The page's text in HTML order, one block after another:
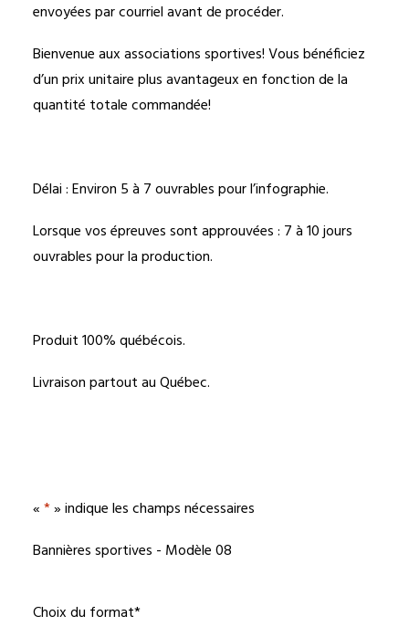
envoyées par courriel avant de procéder.
Bienvenue aux associations sportives! Vous bénéficiez
d’un prix unitaire plus avantageux en fonction de la
quantité totale commandée!
Délai : Environ 5 à 7 ouvrables pour l’infographie.
Lorsque vos épreuves sont approuvées : 7 à 10 jours
ouvrables pour la production.
Produit 100% québécois.
Livraison partout au Québec.
«*» indique les champs nécessaires
Bannières sportives - Modèle 08
Choix du format*